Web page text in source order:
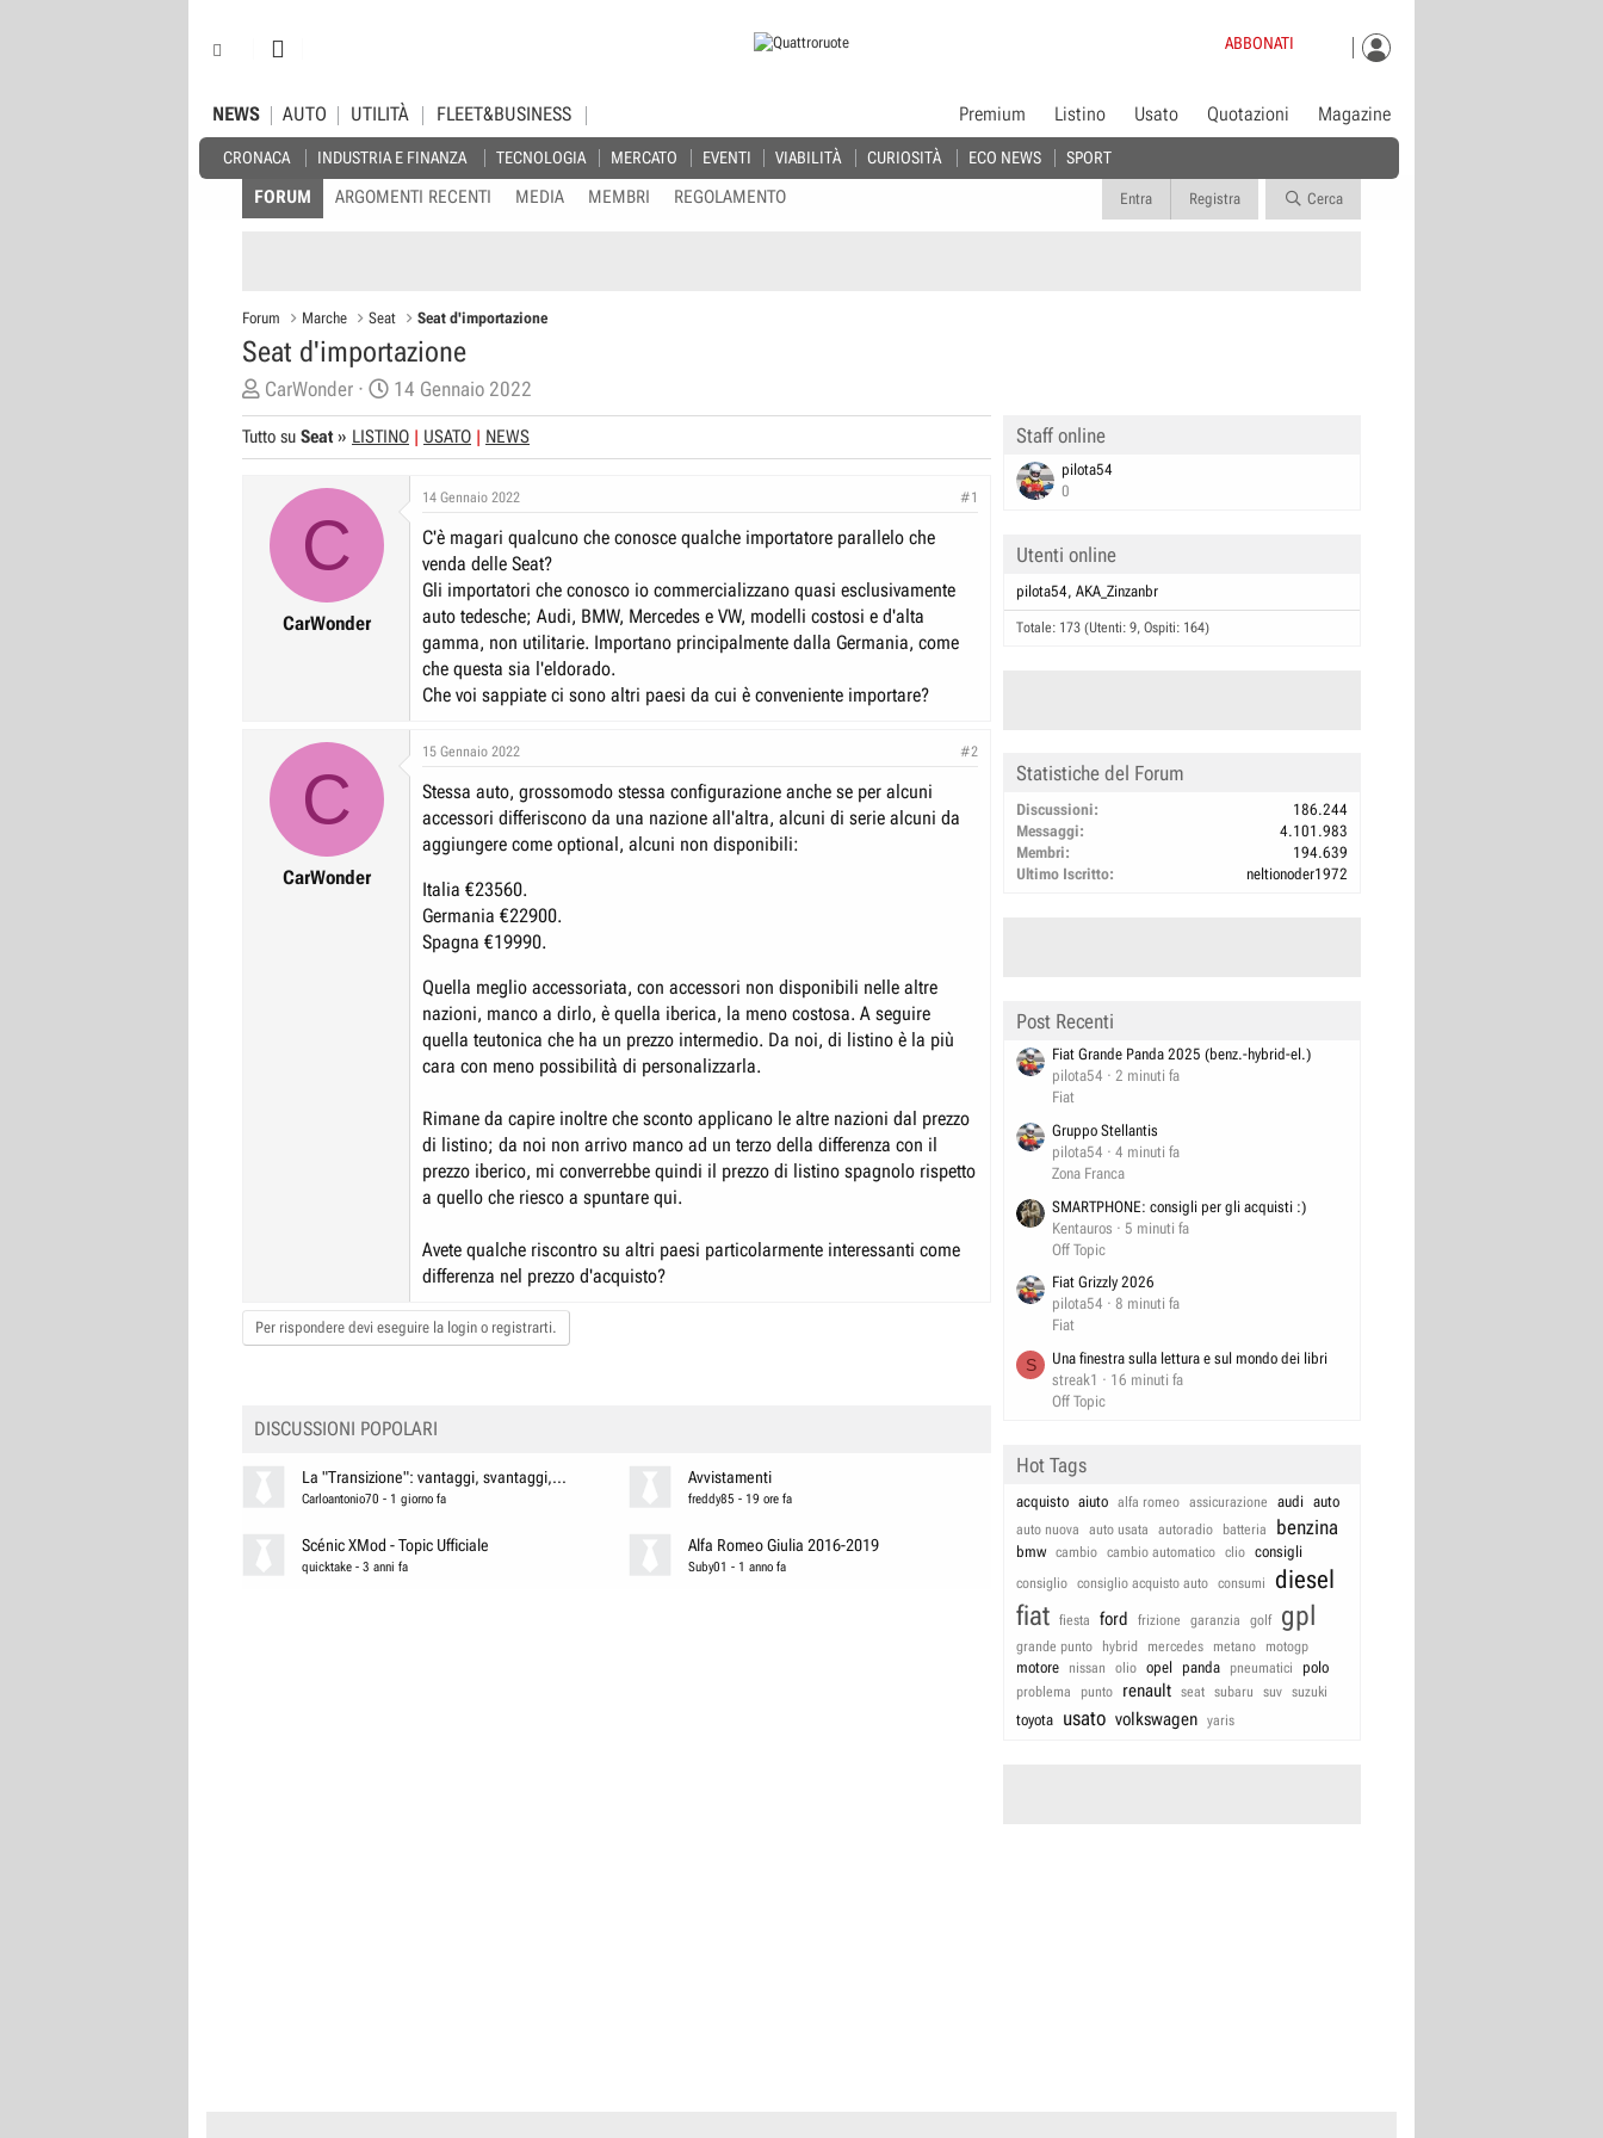
ABBONATI
NEWS
CRONACA INDUSTRIA E FINANZA TECNOLOGIA MERCATO EVENTI VIABILITÀ CURIOSITÀ ECO NEWS SPORT
AUTO UTILITÀ FLEET&BUSINESS Premium Listino Usato Quotazioni Magazine
FORUM ARGOMENTI RECENTI MEDIA MEMBRI REGOLAMENTO Entra Registra Cerca
Forum Marche Seat Seat d'importazione
Seat d'importazione
C
r
e
o
s
CarWonder
D
a
t
14 Gennaio 2022
Tutto su Seat» LISTINO USATO NEWS
C
CarWonder
14 Gennaio 2022 #1
C'è magari qualcuno che conosce qualche importatore parallelo che
venda delle Seat?
Gli importatori che conosco io commercializzano quasi esclusivamente
auto tedesche; Audi, BMW, Mercedes e VW, modelli costosi e d'alta
gamma, non utilitarie. Importano principalmente dalla Germania, come
che questa sia l'eldorado.
Che voi sappiate ci sono altri paesi da cui è conveniente importare?
C
CarWonder
15 Gennaio 2022 #2
Stessa auto, grossomodo stessa configurazione anche se per alcuni
accessori differiscono da una nazione all'altra, alcuni di serie alcuni da
aggiungere come optional, alcuni non disponibili:
Italia €23560.
Germania €22900.
Spagna €19990.
Quella meglio accessoriata, con accessori non disponibili nelle altre
nazioni, manco a dirlo, è quella iberica, la meno costosa. A seguire
quella teutonica che ha un prezzo intermedio. Da noi, di listino è la più
cara con meno possibilità di personalizzarla.
Rimane da capire inoltre che sconto applicano le altre nazioni dal prezzo
di listino; da noi non arrivo manco ad un terzo della differenza con il
prezzo iberico, mi converrebbe quindi il prezzo di listino spagnolo rispetto
a quello che riesco a spuntare qui.
Avete qualche riscontro su altri paesi particolarmente interessanti come
differenza nel prezzo d'acquisto?
Per rispondere devi eseguire la login o registrarti.
DISCUSSIONI POPOLARI
La "Transizione": vantaggi, svantaggi,...
Carloantonio70 - 1 giorno fa
Avvistamenti
freddy85 - 19 ore fa
Scénic XMod - Topic Ufficiale
quicktake - 3 anni fa
Alfa Romeo Giulia 2016-2019
Suby01 - 1 anno fa
Staff online
pilota54
0
Utenti online
pilota54 AKA_Zinzanbr
Totale: 173 (Utenti: 9, Ospiti: 164)
Statistiche del Forum
Discussioni
186.244
Messaggi
4.101.983
Membri
194.639
Ultimo Iscritto
neltionoder1972
Post Recenti
Fiat Grande Panda 2025 (benz.-hybrid-el.)
pilota54
2 minuti fa
Fiat
Gruppo Stellantis
pilota54
4 minuti fa
Zona Franca
SMARTPHONE: consigli per gli acquisti :)
Kentauros
5 minuti fa
Off Topic
Fiat Grizzly 2026
pilota54
8 minuti fa
Fiat
S
Una finestra sulla lettura e sul mondo dei libri
streak1
16 minuti fa
Off Topic
Hot Tags
acquisto aiuto alfa romeo assicurazione audi auto
auto nuova auto usata autoradio batteria benzina
bmw cambio cambio automatico clio consigli
consiglio consiglio acquisto auto consumi diesel
fiat fiesta ford frizione garanzia golf gpl
grande punto hybrid mercedes metano motogp
motore nissan olio opel panda pneumatici polo
problema punto renault seat subaru suv suzuki
toyota usato volkswagen yaris